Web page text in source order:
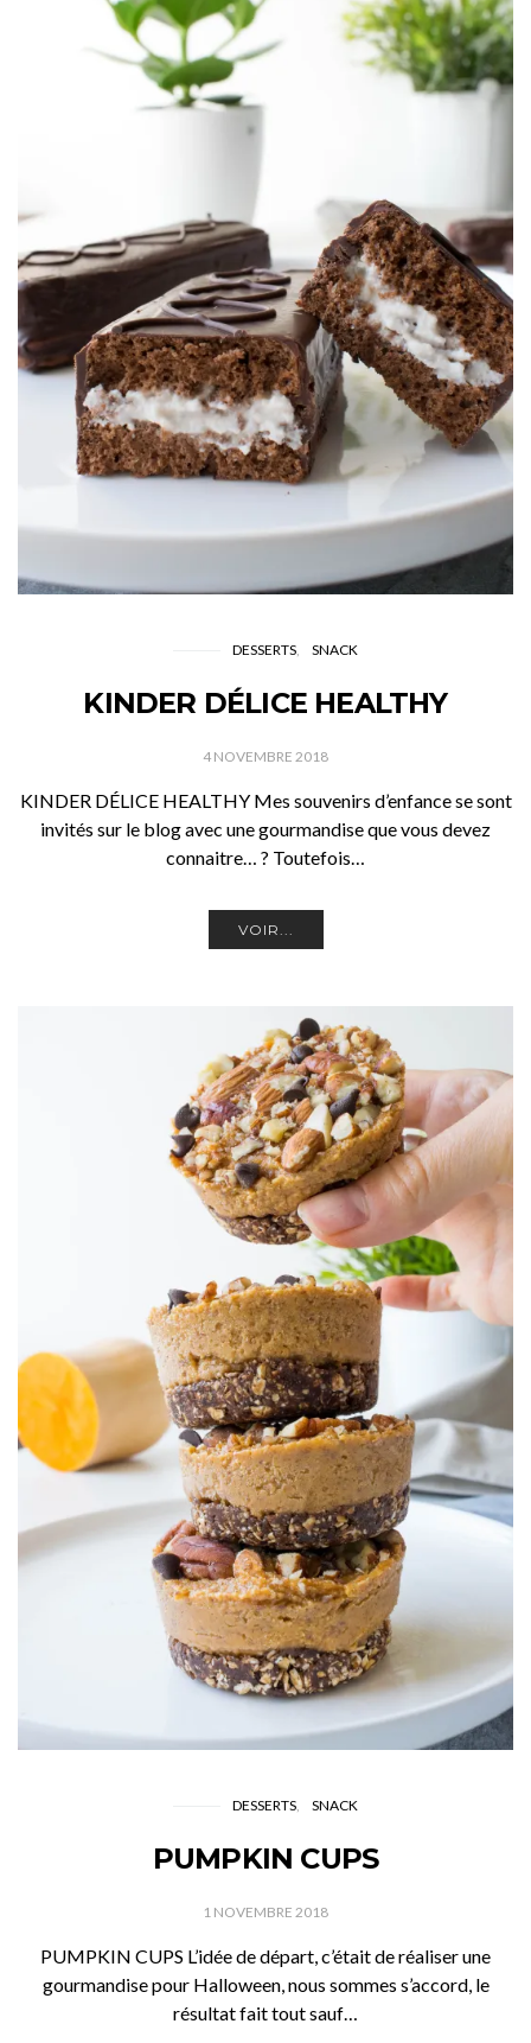
DESSERTS SNACK
KINDER DÉLICE HEALTHY
4 NOVEMBRE 2018
KINDER DÉLICE HEALTHY Mes souvenirs d’enfance se sont
invités sur le blog avec une gourmandise que vous devez
connaitre… ? Toutefois…
VOIR...
DESSERTS SNACK
PUMPKIN CUPS
1 NOVEMBRE 2018
PUMPKIN CUPS L’idée de départ, c’était de réaliser une
gourmandise pour Halloween, nous sommes s’accord, le
résultat fait tout sauf…